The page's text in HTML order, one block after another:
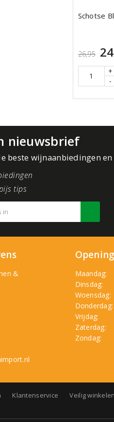
Schotse
26,95
+
-
nieuwsbrief
beste wijnaanbiedingen
tips
&
Maandag:
Dinsdag:
Woensdag:
Donderdag:
Vrijdag:
Zaterdag:
Zondag:
Klantenservice Veilig winkelen